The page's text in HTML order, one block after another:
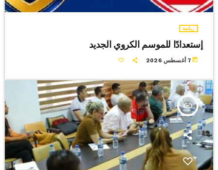
رياضة
إستعدادًا للموسم الكروي الجديد
today 7 أغسطس 2026
insert_link